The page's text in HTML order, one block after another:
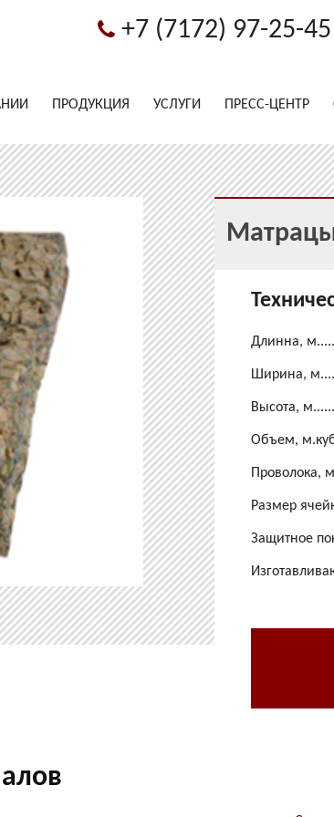
+7 (7172) 97-25-45
ПРОДУКЦИЯ УСЛУГИ ПРЕСС-ЦЕНТР
Длинна,
Ширина,
Высота,
Объем,
Проволока,
Размер
Защитное